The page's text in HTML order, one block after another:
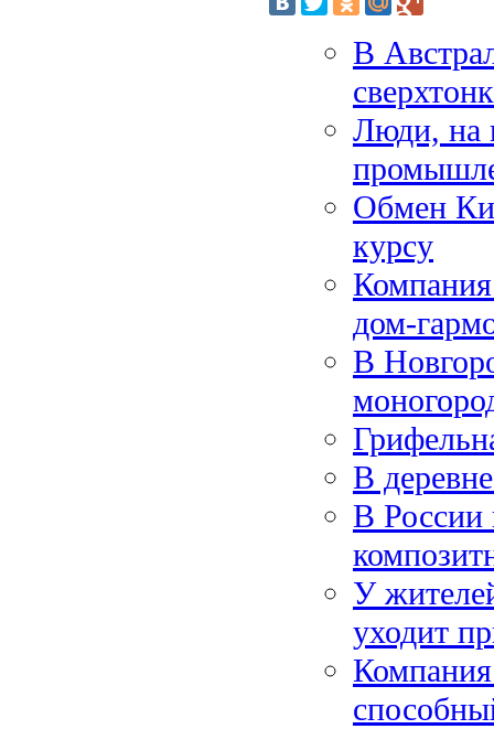
В
Люди, на
Обмен
курсу
дом-
В
В
В России
У
уходит